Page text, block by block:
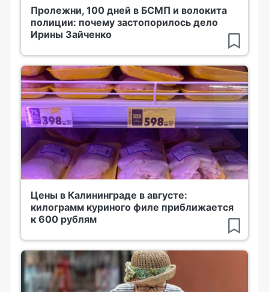
Пролежни, 100 дней в БСМП и волокита
полиции: почему застопорилось дело
Ирины Зайченко
Цены в Калининграде в августе:
килограмм куриного филе приближается
к 600 рублям